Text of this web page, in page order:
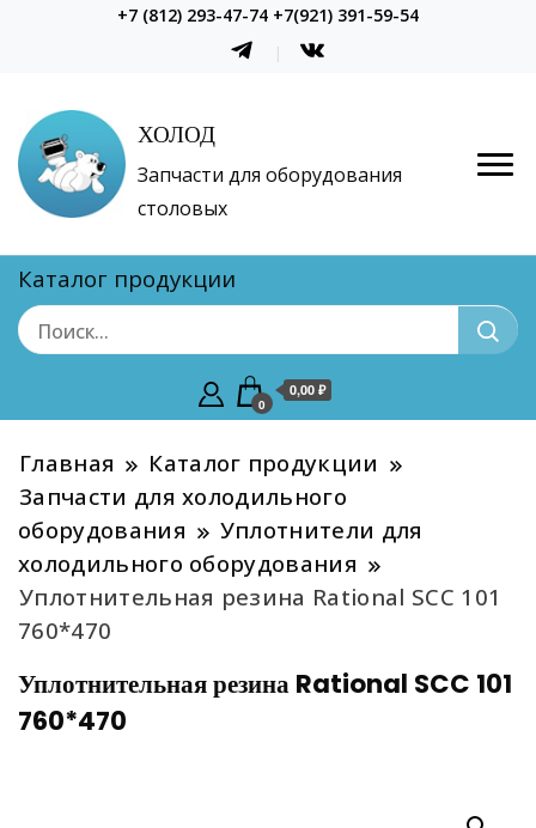
+7 (812) 293-47-74 +7(921) 391-59-54
ХОЛОД
Запчасти для оборудования
столовых
Каталог продукции
0
0,00 ₽
Главная
Каталог продукции
Запчасти для холодильного
оборудования
Уплотнители для
холодильного оборудования
Уплотнительная резина Rational SCC 101
760*470
Уплотнительная резина Rational SCC 101
760*470